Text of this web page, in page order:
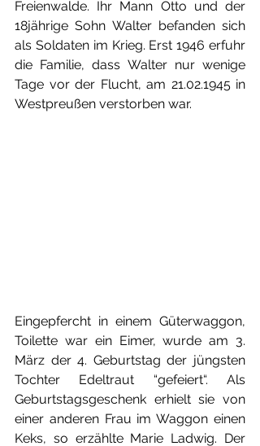
Freienwalde. Ihr Mann Otto und der
18jährige Sohn Walter befanden sich
als Soldaten im Krieg. Erst 1946 erfuhr
die Familie, dass Walter nur wenige
Tage vor der Flucht, am 21.02.1945 in
Westpreußen verstorben war.
Eingepfercht in einem Güterwaggon,
Toilette war ein Eimer, wurde am 3.
März der 4. Geburtstag der jüngsten
Tochter Edeltraut “gefeiert“. Als
Geburtstagsgeschenk erhielt sie von
einer anderen Frau im Waggon einen
Keks, so erzählte Marie Ladwig. Der